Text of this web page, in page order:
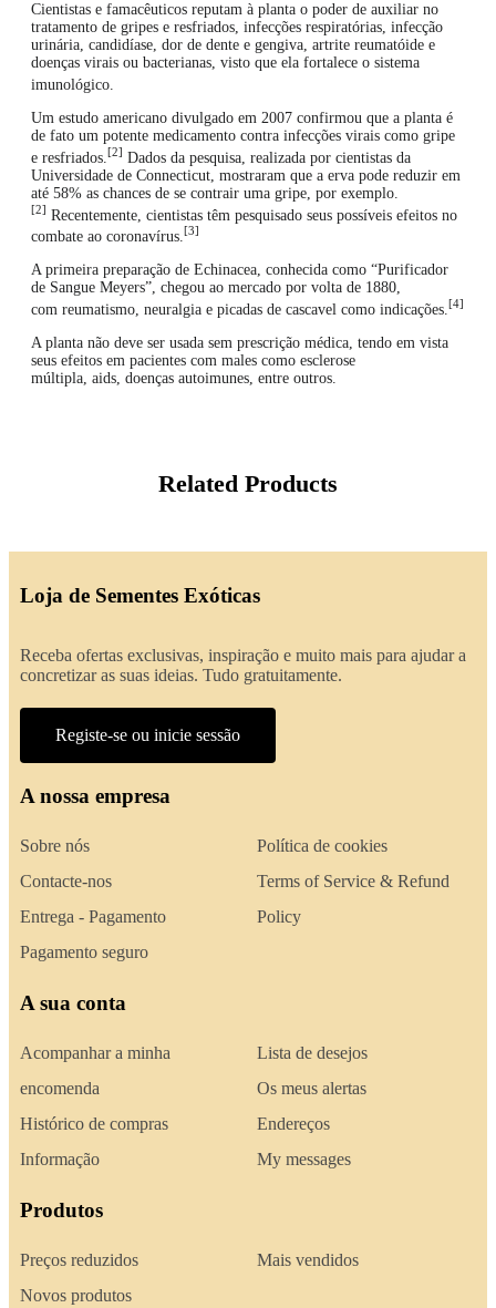
Cientistas e famacêuticos reputam à planta o poder de auxiliar no
tratamento de gripes e resfriados, infecções respiratórias, infecção
urinária, candidíase, dor de dente e gengiva, artrite reumatóide e
doenças virais ou bacterianas, visto que ela fortalece o sistema
imunológico.
Um estudo americano divulgado em 2007 confirmou que a planta é
de fato um potente medicamento contra infecções virais como gripe
e resfriados. [2] Dados da pesquisa, realizada por cientistas da
Universidade de Connecticut, mostraram que a erva pode reduzir em
até 58% as chances de se contrair uma gripe, por exemplo.
[2] Recentemente, cientistas têm pesquisado seus possíveis efeitos no
combate ao coronavírus. [3]
A primeira preparação de Echinacea, conhecida como “Purificador
de Sangue Meyers”, chegou ao mercado por volta de 1880,
com reumatismo, neuralgia e picadas de cascavel como indicações. [4]
A planta não deve ser usada sem prescrição médica, tendo em vista
seus efeitos em pacientes com males como esclerose
múltipla, aids, doenças autoimunes, entre outros.
Related Products
Loja de Sementes Exóticas
Receba ofertas exclusivas, inspiração e muito mais para ajudar a
concretizar as suas ideias. Tudo gratuitamente.
Registe-se ou inicie sessão
A nossa empresa
Sobre nós
Contacte-nos
Entrega - Pagamento
Pagamento seguro
Política de cookies
Terms of Service & Refund
Policy
A sua conta
Acompanhar a minha
encomenda
Histórico de compras
Informação
Lista de desejos
Os meus alertas
Endereços
My messages
Produtos
Preços reduzidos
Novos produtos
Mais vendidos